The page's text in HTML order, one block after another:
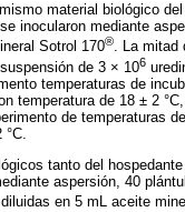
material biológico
inocularon mediante
Sotrol 170®. La mitad
de 3 × 106
temperaturas de
temperatura de 18 ± 2
de temperaturas
tanto del
aspersión, 40
diluidas en 5 mL aceite